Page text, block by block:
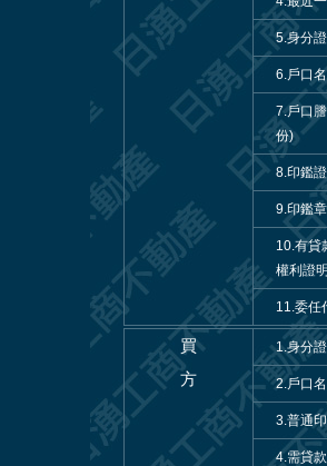
5.身分
6.戶口
7.戶口
份)
8.印鑑
9.印鑑
10.有貸
權利證
11.委任
買
方
1.身分
2.戶口
3.普通
4.需貸